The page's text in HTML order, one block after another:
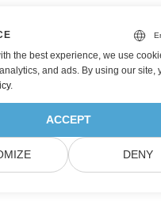
the best experience, we use
and ads. By using our site,
.
ACCEPT
DENY